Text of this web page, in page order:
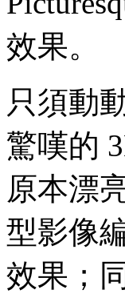
效果。
只須動
驚嘆的
原本漂
型影像
效果；